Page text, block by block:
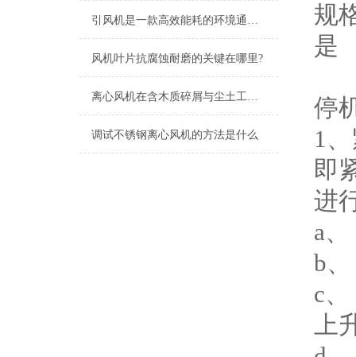
引风机是一款高效能耗的环境通风设备
风机叶片抗腐蚀耐磨的关键在哪里?
离心风机在含木质碎屑与尘土工况下的高效应用解析
调试不锈钢离心风机的方法是什么
规
是
停
1
即
进
a
b
c
上